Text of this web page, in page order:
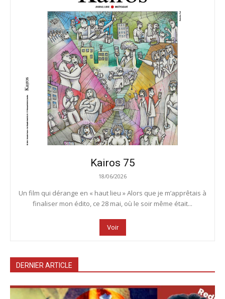
Kairos 75
18/06/2026
Un film qui dérange en « haut lieu » Alors que je m’apprêtais à
finaliser mon édito, ce 28 mai, où le soir même était...
Voir
DERNIER ARTICLE